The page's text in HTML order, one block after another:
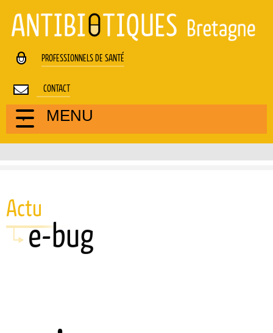
PROFESSIONNELS DE SANTÉ
CONTACT
MENU
Actu
e-bug